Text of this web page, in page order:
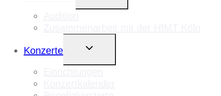
Konzerte
UNTERMENÜ